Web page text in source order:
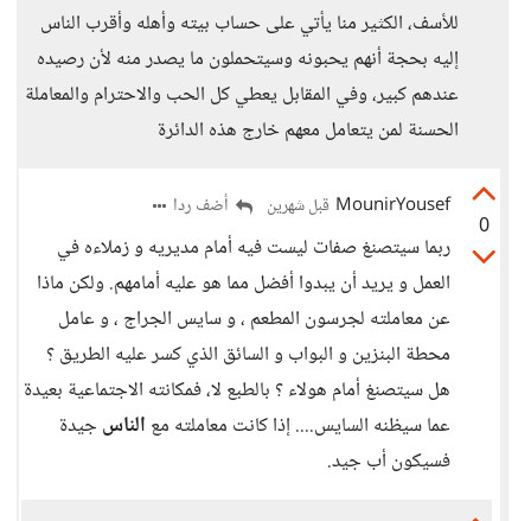
للأسف، الكثير منا يأتي على حساب بيته وأهله وأقرب الناس
إليه بحجة أنهم يحبونه وسيتحملون ما يصدر منه لأن رصيده
عندهم كبير، وفي المقابل يعطي كل الحب والاحترام والمعاملة
الحسنة لمن يتعامل معهم خارج هذه الدائرة
0
MounirYousef قبل شهرين أضف ردا
ربما سيتصنغ صفات ليست فيه أمام مديريه و زملاءه في
العمل و يريد أن يبدوا أفضل مما هو عليه أمامهم. ولكن ماذا
عن معاملته لجرسون المطعم ، و سايس الجراج ، و عامل
محطة البنزين و البواب و السائق الذي كسر عليه الطريق ؟
هل سيتصنغ أمام هولاء ؟ بالطبع لا، فمكانته الاجتماعية بعيدة
عما سيظنه السايس.... إذا كانت معاملته مع الناس جيدة
فسيكون أب جيد.